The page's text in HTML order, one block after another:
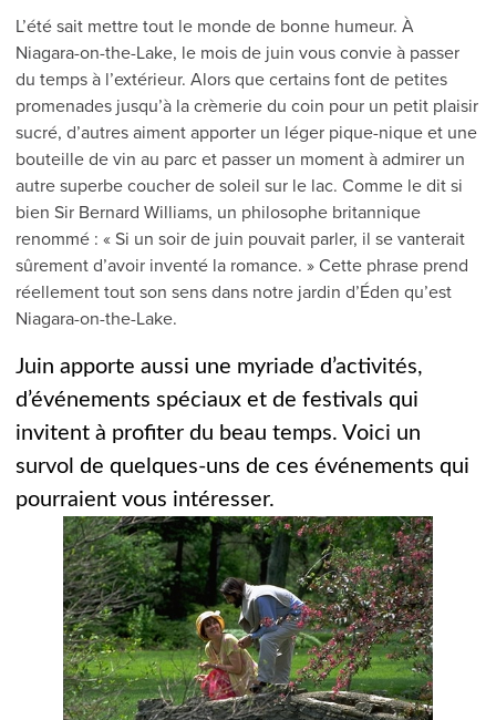
L’été sait mettre tout le monde de bonne humeur. À
Niagara-on-the-Lake, le mois de juin vous convie à passer
du temps à l’extérieur. Alors que certains font de petites
promenades jusqu’à la crèmerie du coin pour un petit plaisir
sucré, d’autres aiment apporter un léger pique-nique et une
bouteille de vin au parc et passer un moment à admirer un
autre superbe coucher de soleil sur le lac. Comme le dit si
bien Sir Bernard Williams, un philosophe britannique
renommé : « Si un soir de juin pouvait parler, il se vanterait
sûrement d’avoir inventé la romance. » Cette phrase prend
réellement tout son sens dans notre jardin d’Éden qu’est
Niagara-on-the-Lake.
Juin apporte aussi une myriade d’activités,
d’événements spéciaux et de festivals qui
invitent à profiter du beau temps. Voici un
survol de quelques-uns de ces événements qui
pourraient vous intéresser.